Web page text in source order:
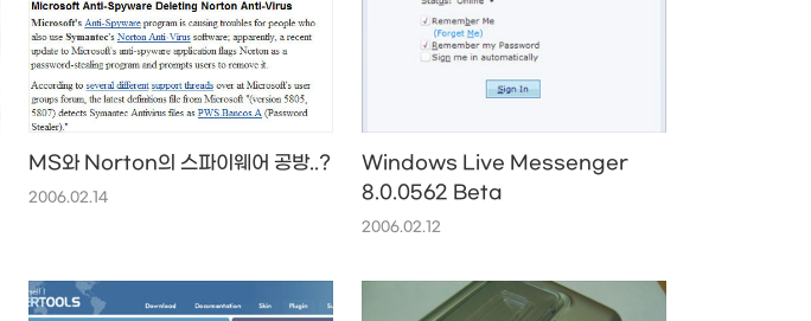
MS와 Norton의 스파이웨어 공방..?
2006.02.14
Windows Live Messenger
8.0.0562 Beta
2006.02.12